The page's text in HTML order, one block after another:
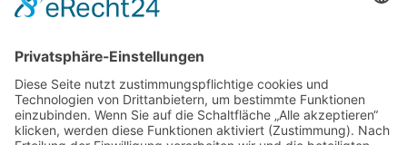
Weitere Informationen
Kontakt
Newsletter
FAQ